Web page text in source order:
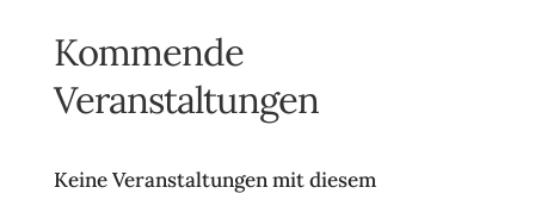
Kommende
Veranstaltungen
Keine Veranstaltungen mit diesem